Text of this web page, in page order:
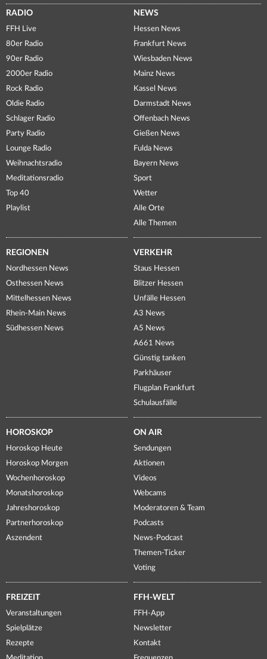
RADIO
FFH Live
80er Radio
90er Radio
2000er Radio
Rock Radio
Oldie Radio
Schlager Radio
Party Radio
Lounge Radio
Weihnachtsradio
Meditationsradio
Top 40
Playlist
NEWS
Hessen News
Frankfurt News
Wiesbaden News
Mainz News
Kassel News
Darmstadt News
Offenbach News
Gießen News
Fulda News
Bayern News
Sport
Wetter
Alle Orte
Alle Themen
REGIONEN
Nordhessen News
Osthessen News
Mittelhessen News
Rhein-Main News
Südhessen News
VERKEHR
Staus Hessen
Blitzer Hessen
Unfälle Hessen
A3 News
A5 News
A661 News
Günstig tanken
Parkhäuser
Flugplan Frankfurt
Schulausfälle
HOROSKOP
Horoskop Heute
Horoskop Morgen
Wochenhoroskop
Monatshoroskop
Jahreshoroskop
Partnerhoroskop
Aszendent
ON AIR
Sendungen
Aktionen
Videos
Webcams
Moderatoren & Team
Podcasts
News-Podcast
Themen-Ticker
Voting
FREIZEIT
Veranstaltungen
Spielplätze
Rezepte
FFH-WELT
FFH-App
Newsletter
Kontakt